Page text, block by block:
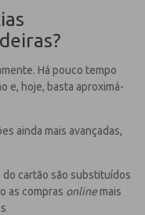
Há pouco tempo
e, hoje, basta aproximá-
ainda mais avançadas,
cartão são substituídos
as compras onlinemais